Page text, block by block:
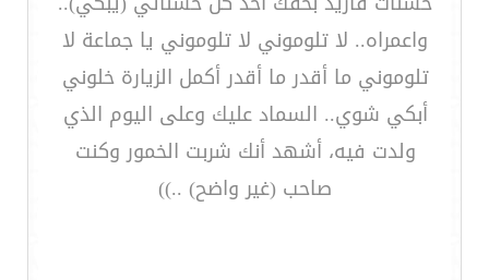
واعمراه.. لا تلوموني لا تلوموني يا جماعة لا
تلوموني ما أقدر ما أقدر أكمل الزيارة خلوني
أبكي شوي.. السماد عليك وعلى اليوم الذي
ولدت فيه، أشهد أنك شربت الخمور وكنت
صاحب (غير واضح) ..))